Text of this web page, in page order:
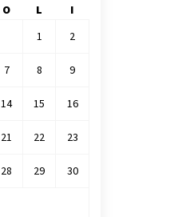
O L
I
1
2
7 8 9
14 15 16
21 22 23
28 29 30